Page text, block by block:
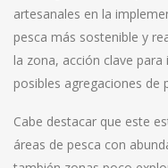
artesanales en la
pesca más sostenible y
la zona, acción clave
posibles agregaciones de
Cabe destacar que este
áreas de pesca con